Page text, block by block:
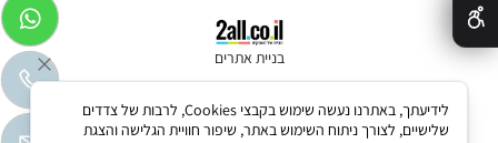
בניית אתרים
לידיעתך, באתרנו נעשה שימוש בקבצי Cookies, לרבות של צדדים
שלישיים, לצורך ניתוח השימוש באתר, שיפור חוויית הגלישה והצגת